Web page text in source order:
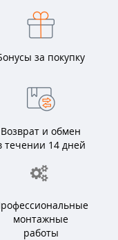
за покупку
Возврат и обмен
течении 14 дней
монтажные
работы